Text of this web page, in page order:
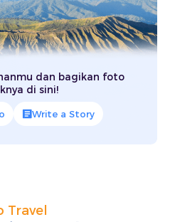
dan bagikan foto
di sini!
Write a Story
Travel